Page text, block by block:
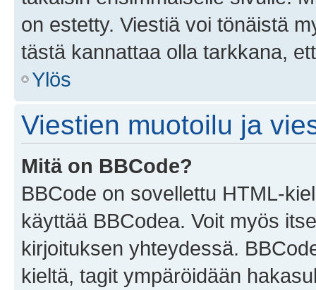
on estetty. Viestiä voi tönäistä
tästä kannattaa olla tarkkana,
Ylös
Viestien muotoilu ja
Mitä on BBCode?
BBCode on sovellettu HTML-
käyttää BBCodea. Voit myös
kirjoituksen yhteydessä.
kieltä, tagit ympäröidään